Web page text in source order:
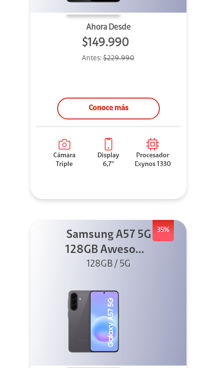
Ahora Desde
$149.990
Antes:$229.990
Conoce más
Cámara
Triple
Display
6,7"
Procesador
Exynos 1330
35%
Samsung A57 5G
128GB Awesome
Gray
128GB / 5G